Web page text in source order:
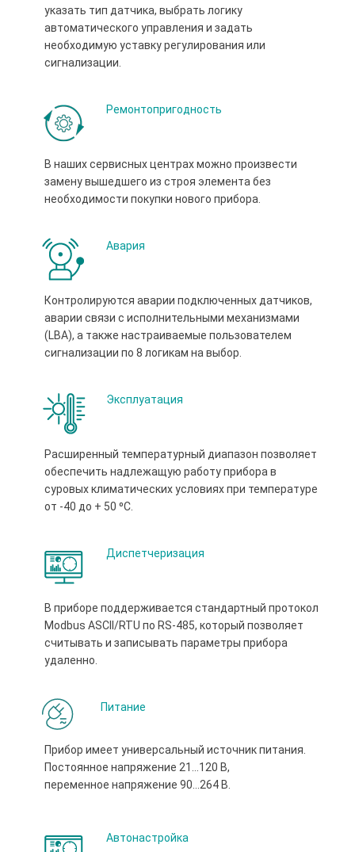
указать тип датчика, выбрать логику
автоматического управления и задать
необходимую уставку регулирования или
сигнализации.
Ремонтопригодность
В наших сервисных центрах можно произвести
замену вышедшего из строя элемента без
необходимости покупки нового прибора.
Авария
Контролируются аварии подключенных датчиков,
аварии связи с исполнительными механизмами
(LBA), а также настраиваемые пользователем
сигнализации по 8 логикам на выбор.
Эксплуатация
Расширенный температурный диапазон позволяет
обеспечить надлежащую работу прибора в
суровых климатических условиях при температуре
от -40 до + 50 ⁰С.
Диспетчеризация
В приборе поддерживается стандартный протокол
Modbus ASCII/RTU по RS-485, который позволяет
считывать и записывать параметры прибора
удаленно.
Питание
Прибор имеет универсальный источник питания.
Постоянное напряжение 21…120 В,
переменное напряжение 90...264 В.
Автонастройка